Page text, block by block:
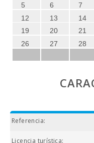
5
6 7
12
13 14
19
20 21
26
27 28
Referencia:
Licencia turística: